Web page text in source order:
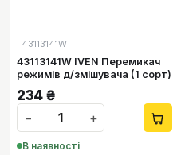
43113141W
43113141W IVEN Перемикач
режимів д/змішувача (1 сорт)
234₴
−
+
В наявності